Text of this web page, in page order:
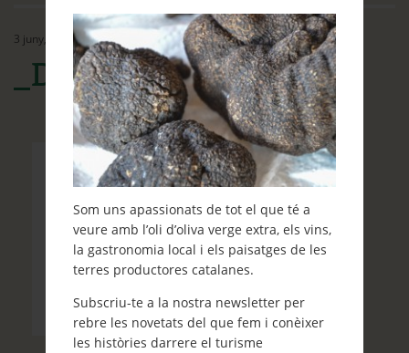
Som uns apassionats de tot el que té a
veure amb l’oli d’oliva verge extra, els vins,
la gastronomia local i els paisatges de les
terres productores catalanes.
Subscriu-te a la nostra newsletter per
rebre les novetats del que fem i conèixer
les històries darrere el turisme
Contacte
Què et ve de gust fer?
3 juny, 2015
_DSC0619